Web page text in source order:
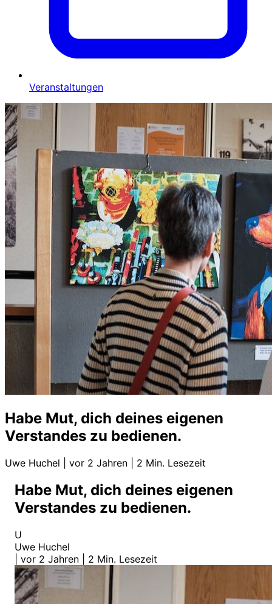
Veranstaltungen
Habe Mut, dich deines eigenen
Verstandes zu bedienen.
Uwe Huchel vor 2 Jahren 2 Min. Lesezeit
Habe Mut, dich deines eigenen
Verstandes zu bedienen.
U
Uwe Huchel
vor 2 Jahren 2 Min. Lesezeit